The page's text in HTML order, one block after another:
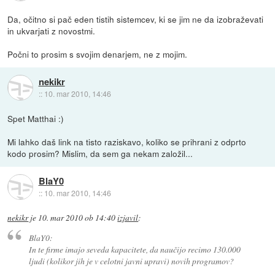
Da, očitno si pač eden tistih sistemcev, ki se jim ne da izobraževati
in ukvarjati z novostmi.
Počni to prosim s svojim denarjem, ne z mojim.
nekikr
:: 10. mar 2010, 14:46
Spet Matthai :)
Mi lahko daš link na tisto raziskavo, koliko se prihrani z odprto
kodo prosim? Mislim, da sem ga nekam založil...
BlaY0
:: 10. mar 2010, 14:46
nekikrje 10. mar 2010 ob 14:40izjavil:
BlaY0:
In te firme imajo seveda kapacitete, da naučijo recimo 130.000
ljudi (kolikor jih je v celotni javni upravi) novih programov?